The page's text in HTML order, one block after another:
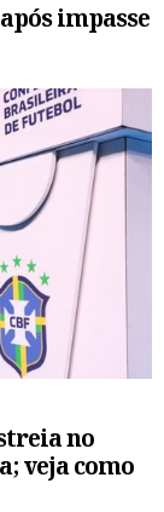
impasse
no
veja como